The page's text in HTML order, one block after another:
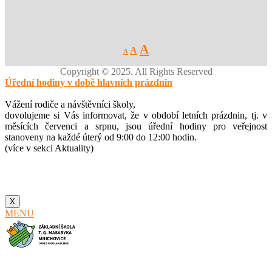
A
Decrease
font
A Reset
font
size.
A
font
size.
Copyright © 2025. All Rights Reserved
Úřední hodiny v době hlavních prázdnin
Vážení rodiče a návštěvníci školy,
dovolujeme si Vás informovat, že v období letních prázdnin, tj. v
měsících červenci a srpnu, jsou úřední hodiny pro veřejnost
stanoveny na každé úterý od 9:00 do 12:00 hodin.
(více v sekci Aktuality)
X
MENU